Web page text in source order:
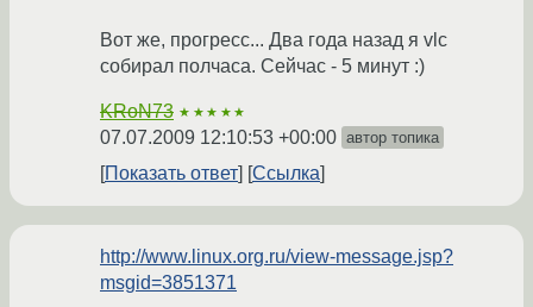
Вот же, прогресс... Два года назад я vlc
собирал полчаса. Сейчас - 5 минут :)
KRoN73 ★★★★★
07.07.2009 12:10:53 +00:00 автор топика
Показать ответ Ссылка
http://www.linux.org.ru/view-message.jsp?
msgid=3851371